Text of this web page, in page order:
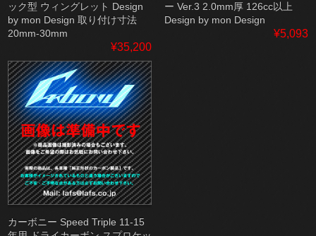
ック型 ウィングレット Design
by mon Design 取り付け寸法
20mm-30mm
¥35,200
ー Ver.3 2.0mm厚 126cc以上
Design by mon Design
¥5,093
カーボニー Speed Triple 11-15